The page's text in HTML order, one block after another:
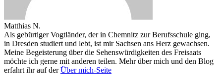
Matthias N.
Als gebürtiger Vogtländer, der in Chemnitz zur Berufsschule ging,
in Dresden studiert und lebt, ist mir Sachsen ans Herz gewachsen.
Meine Begeisterung über die Sehenswürdigkeiten des Freisaats
möchte ich gerne mit anderen teilen. Mehr über mich und den Blog
erfahrt ihr auf derÜber mich-Seite